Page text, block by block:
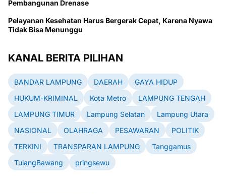
Pembangunan Drenase
Pelayanan Kesehatan Harus Bergerak Cepat, Karena Nyawa
Tidak Bisa Menunggu
KANAL BERITA PILIHAN
BANDAR LAMPUNG DAERAH
GAYA HIDUP
HUKUM-KRIMINAL
Kota Metro
LAMPUNG TENGAH
LAMPUNG TIMUR
Lampung Selatan
Lampung Utara
NASIONAL
OLAHRAGA PESAWARAN
POLITIK
TERKINI
TRANSPARAN LAMPUNG
Tanggamus
TulangBawang
pringsewu